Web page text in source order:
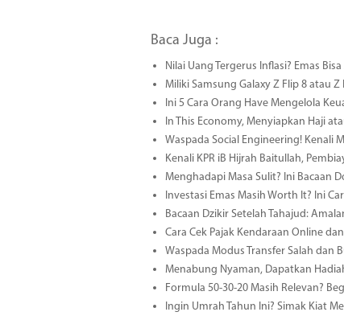
Baca Juga :
Nilai Uang Tergerus Inflasi? Emas
Miliki Samsung Galaxy Z Flip 8 atau
Ini 5 Cara Orang Have Mengelola
In This Economy, Menyiapkan Haji
Waspada Social Engineering! Kenali
Kenali KPR iB Hijrah Baitullah,
Menghadapi Masa Sulit? Ini Bacaan
Investasi Emas Masih Worth It? Ini
Bacaan Dzikir Setelah Tahajud:
Cara Cek Pajak Kendaraan Online
Waspada Modus Transfer Salah dan
Menabung Nyaman, Dapatkan
Formula 50-30-20 Masih Relevan?
Ingin Umrah Tahun Ini? Simak Kiat